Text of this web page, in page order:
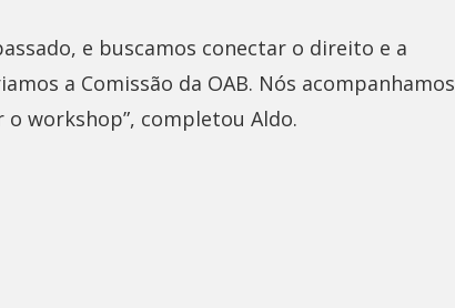
e buscamos conectar o direito e a
a Comissão da OAB. Nós acompanhamos
workshop”, completou Aldo.